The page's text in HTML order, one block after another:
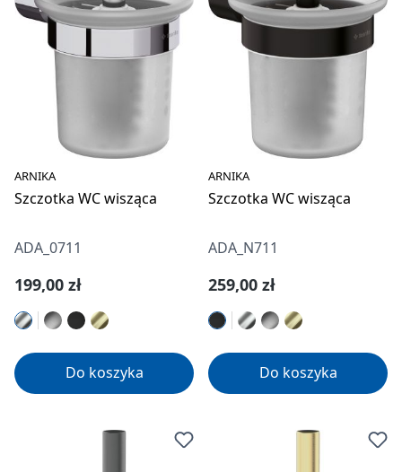
ARNIKA
Szczotka WC wisząca
ADA_0711
Cena regularna:
199,00 zł
Do koszyka
ARNIKA
Szczotka WC wisząca
ADA_N711
Cena regularna:
259,00 zł
Do koszyka